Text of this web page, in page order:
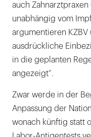
auch
unabhängig vom
argumentieren KZBV
ausdrückliche
in die geplanten
angezeigt“.
Zwar werde in der
Anpassung der
wonach künftig statt